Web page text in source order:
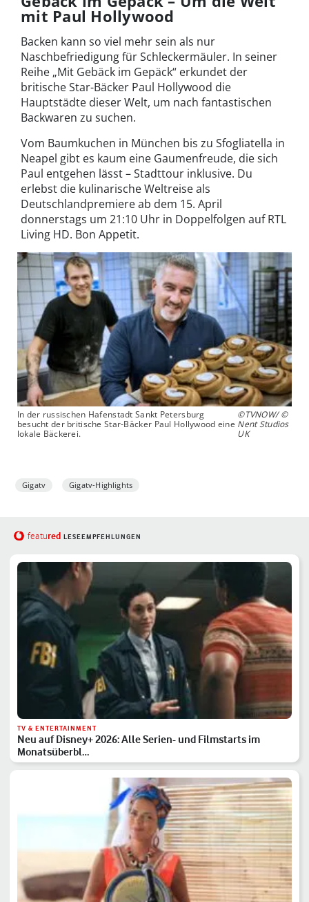
mit Paul Hollywood
Backen kann so viel mehr sein als nur
Naschbefriedigung für Schleckermäuler. In seiner
Reihe „Mit Gebäck im Gepäck“ erkundet der
britische Star-Bäcker Paul Hollywood die
Hauptstädte dieser Welt, um nach fantastischen
Backwaren zu suchen.
Vom Baumkuchen in München bis zu Sfogliatella in
Neapel gibt es kaum eine Gaumenfreude, die sich
Paul entgehen lässt – Stadttour inklusive. Du
erlebst die kulinarische Weltreise als
Deutschlandpremiere ab dem 15. April
donnerstags um 21:10 Uhr in Doppelfolgen auf RTL
Living HD. Bon Appetit.
In der russischen Hafenstadt Sankt Petersburg
besucht der britische Star-Bäcker Paul Hollywood eine
lokale Bäckerei.
©TVNOW/ ©
Nent Studios
UK
Gigatv Gigatv-Highlights
featured LESEEMPFEHLUNGEN
TV & ENTERTAINMENT
Neu auf Disney+ 2026: Alle Serien- und Filmstarts im
Monatsüberbl…